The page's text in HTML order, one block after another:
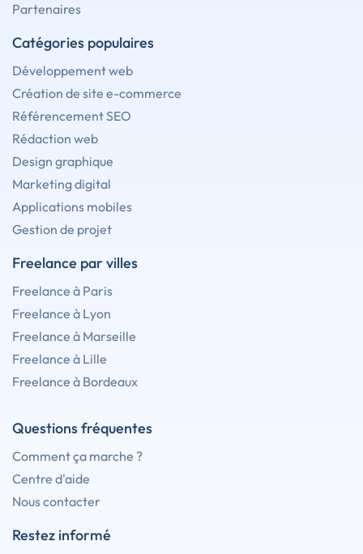
Partenaires
Catégories populaires
Développement web
Création de site e-commerce
Référencement SEO
Rédaction web
Design graphique
Marketing digital
Applications mobiles
Gestion de projet
Freelance par villes
Freelance à Paris
Freelance à Lyon
Freelance à Marseille
Freelance à Lille
Freelance à Bordeaux
Questions fréquentes
Comment ça marche ?
Centre d'aide
Nous contacter
Restez informé